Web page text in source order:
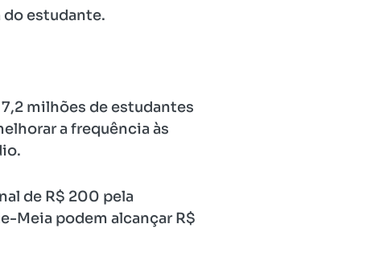
do estudante.
milhões de estudantes
a frequência às
de R$ 200 pela
Meia podem alcançar R$